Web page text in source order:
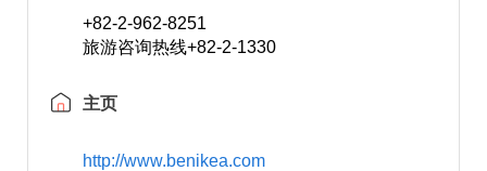
+82-2-962-8251
旅游咨询热线+82-2-1330
主页
http://www.benikea.com